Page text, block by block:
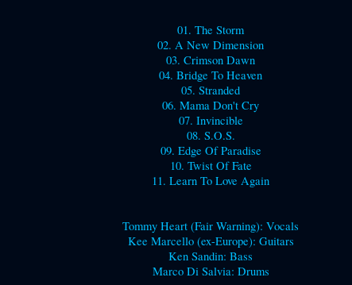
01. The Storm
02. A New Dimension
03. Crimson Dawn
04. Bridge To Heaven
05. Stranded
06. Mama Don't Cry
07. Invincible
08. S.O.S.
09. Edge Of Paradise
10. Twist Of Fate
11. Learn To Love Again
Tommy Heart (Fair Warning): Vocals
Kee Marcello (ex-Europe): Guitars
Ken Sandin: Bass
Marco Di Salvia: Drums